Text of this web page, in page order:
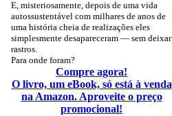
E, misteriosamente, depois de uma vida
autossustentável com milhares de anos de
uma história cheia de realizações eles
simplesmente desapareceram — sem deixar
rastros.
Para onde foram?
Compre agora!
O livro, um eBook, só está à venda
na Amazon. Aproveite o preço
promocional!